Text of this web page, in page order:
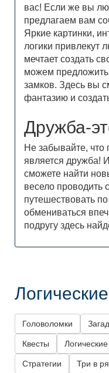
вас! Если же вы
предлагаем вам
Яркие картинки,
логики привлекут
мечтает создать
можем предложить
замков. Здесь вы
фантазию и
Дружба-
Не забывайте, что
является дружба!
сможете найти
весело проводить
путешествовать
обмениваться
подругу здесь
Головоломки
Квесты Логические
Стратегии Три в